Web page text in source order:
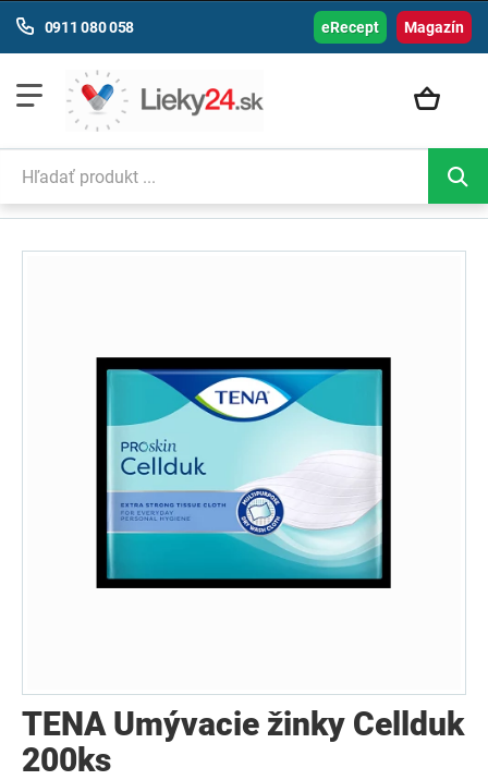
Magazín
0911 080 058 eRecept
TENA Umývacie žinky Cellduk
200ks